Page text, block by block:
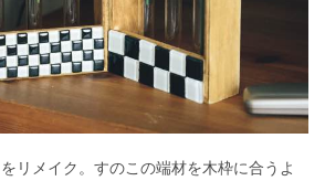
リメイク。すのこの端材を木枠に合うよ